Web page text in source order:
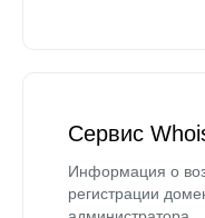
Сервис
Информация о
регистрации